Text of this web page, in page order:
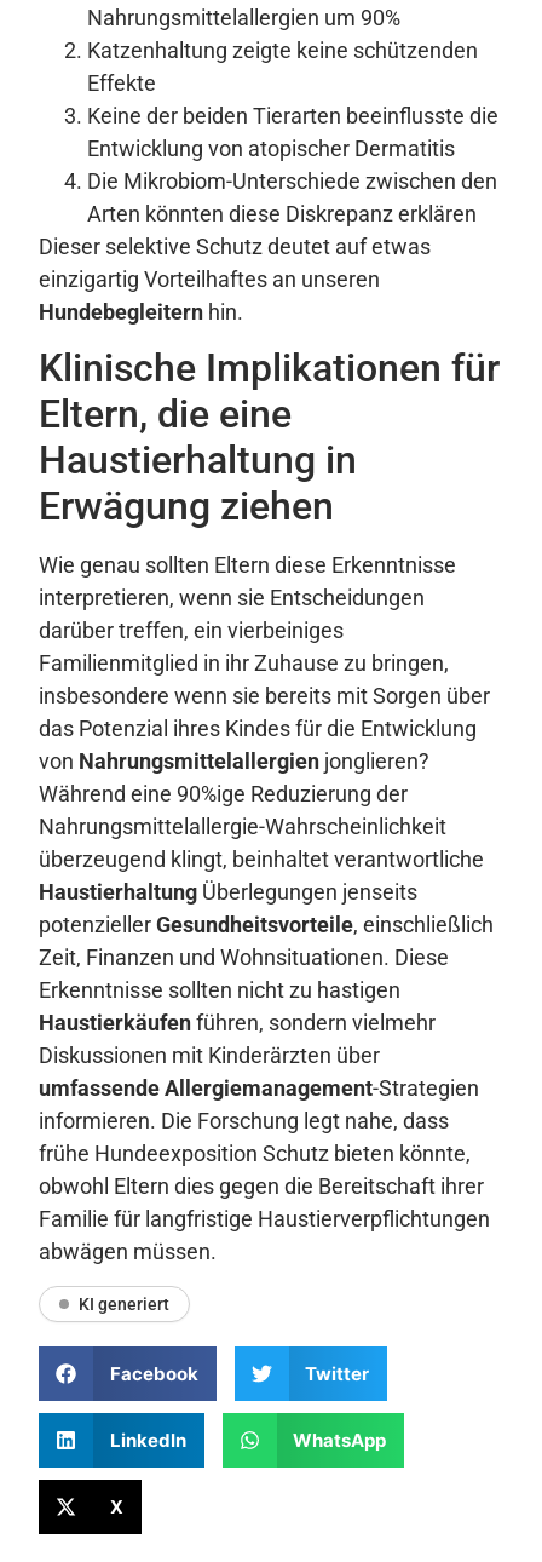
Nahrungsmittelallergien um 90%
Katzenhaltung zeigte keine schützenden
Effekte
Keine der beiden Tierarten beeinflusste die
Entwicklung von atopischer Dermatitis
Die Mikrobiom-Unterschiede zwischen den
Arten könnten diese Diskrepanz erklären
Dieser selektive Schutz deutet auf etwas
einzigartig Vorteilhaftes an unseren
Hundebegleitern hin.
Klinische Implikationen für
Eltern, die eine
Haustierhaltung in
Erwägung ziehen
Wie genau sollten Eltern diese Erkenntnisse
interpretieren, wenn sie Entscheidungen
darüber treffen, ein vierbeiniges
Familienmitglied in ihr Zuhause zu bringen,
insbesondere wenn sie bereits mit Sorgen über
das Potenzial ihres Kindes für die Entwicklung
von Nahrungsmittelallergien jonglieren?
Während eine 90%ige Reduzierung der
Nahrungsmittelallergie-Wahrscheinlichkeit
überzeugend klingt, beinhaltet verantwortliche
Haustierhaltung Überlegungen jenseits
potenziellerGesundheitsvorteile, einschließlich
Zeit, Finanzen und Wohnsituationen. Diese
Erkenntnisse sollten nicht zu hastigen
Haustierkäufenführen, sondern vielmehr
Diskussionen mit Kinderärzten über
umfassende Allergiemanagement-Strategien
informieren. Die Forschung legt nahe, dass
frühe Hundeexposition Schutz bieten könnte,
obwohl Eltern dies gegen die Bereitschaft ihrer
Familie für langfristige Haustierverpflichtungen
abwägen müssen.
KI generiert
Facebook Twitter
LinkedIn WhatsApp
X